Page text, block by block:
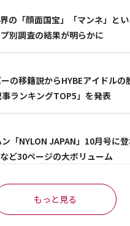
の「顔面国宝」「マンネ」と
別調査の結果が明らかに
の移籍説からHYBEアイドルの
ランキングTOP5」を発表
「NYLON JAPAN」10月号に
ど30ページの大ボリューム
もっと見る